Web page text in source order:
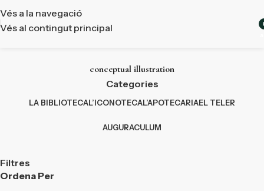
Vés a la navegació
Vés al contingut principal
conceptual illustration
Categories
LA BIBLIOTECAL’ICONOTECAL’APOTECARIAEL TELER
AUGURACULUM
Filtres
Ordena Per